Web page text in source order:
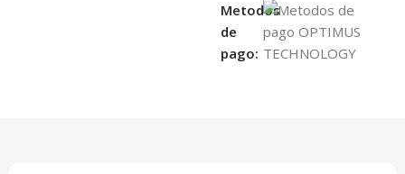
Metodos
de
pago: